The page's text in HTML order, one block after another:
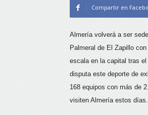
Compartir en
Almería volverá a ser
Palmeral de El Zapillo
escala en la capital tras
disputa este deporte de
168 equipos con más de
visiten Almería estos días.